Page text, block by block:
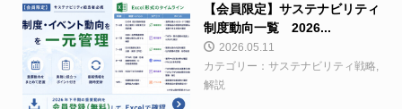
【会員限定】サステナビリティ
制度動向一覧 2026...
2026.05.11
カテゴリー：サステナビリティ戦略,
解説